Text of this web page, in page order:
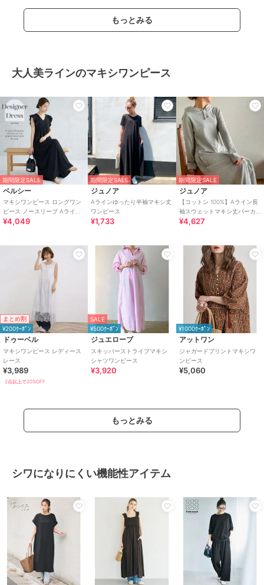
もっとみる
大人美ラインのマキシワンピース
期間限定SALE
ベルシー
マキシワンピース ロングワン
ピース ノースリーブ Aライン
黒 ギンガム フォーマル 春夏
¥4,049
期間限定SALE
ジュノア
Aラインゆったり半袖マキシ丈
ワンピース
¥1,733
期間限定SALE
ジュノア
【コットン 100%】Aライン長
袖スウェットマキシ丈パーカ
ーワンピース
¥4,627
まとめ割
¥200ｸｰﾎﾟﾝ
ドゥーベル
マキシワンピース レディース
レース
¥3,989
2点以上で20%OFF
SALE
¥500ｸｰﾎﾟﾝ
ジュエローブ
スキッパーストライプマキシ
シャツワンピース
¥3,920
¥1000ｸｰﾎﾟﾝ
アットワン
ジャガードプリントマキシワ
ンピース
¥5,060
もっとみる
シワになりにくい機能性アイテム